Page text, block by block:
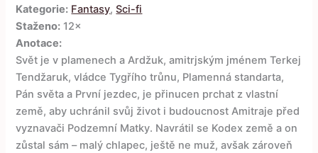
Kategorie: Fantasy,Sci-fi
Staženo: 12×
Anotace:
Svět je v plamenech a Ardžuk, amitrjským jménem Terkej
Tendžaruk, vládce Tygřího trůnu, Plamenná standarta,
Pán světa a První jezdec, je přinucen prchat z vlastní
země, aby uchránil svůj život i budoucnost Amitraje před
vyznavači Podzemní Matky. Navrátil se Kodex země a on
zůstal sám – malý chlapec, ještě ne muž, avšak zároveň